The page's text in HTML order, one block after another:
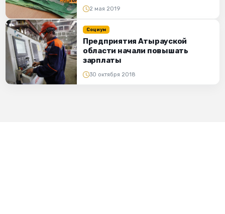
2 мая 2019
Социум
Предприятия Атырауской
области начали повышать
зарплаты
30 октября 2018